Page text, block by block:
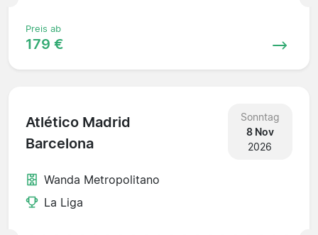
Preis ab
179 €
Atlético Madrid
Barcelona
Sonntag
8 Nov
2026
Wanda Metropolitano
La Liga